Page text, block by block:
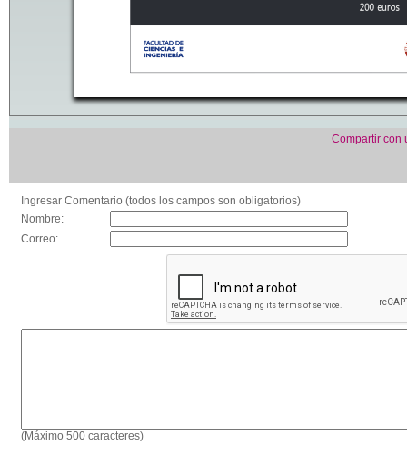
Compartir con
Ingresar Comentario (todos los campos son obligatorios)
Nombre:
Correo:
(Máximo 500 caracteres)